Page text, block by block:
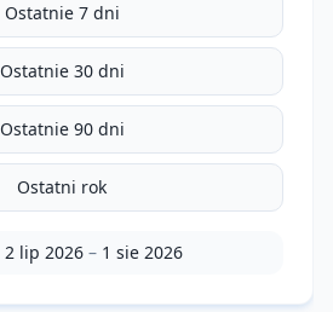
Ostatnie 7 dni
Ostatnie 30 dni
Ostatnie 90 dni
Ostatni rok
2 lip 2026– 1 sie 2026